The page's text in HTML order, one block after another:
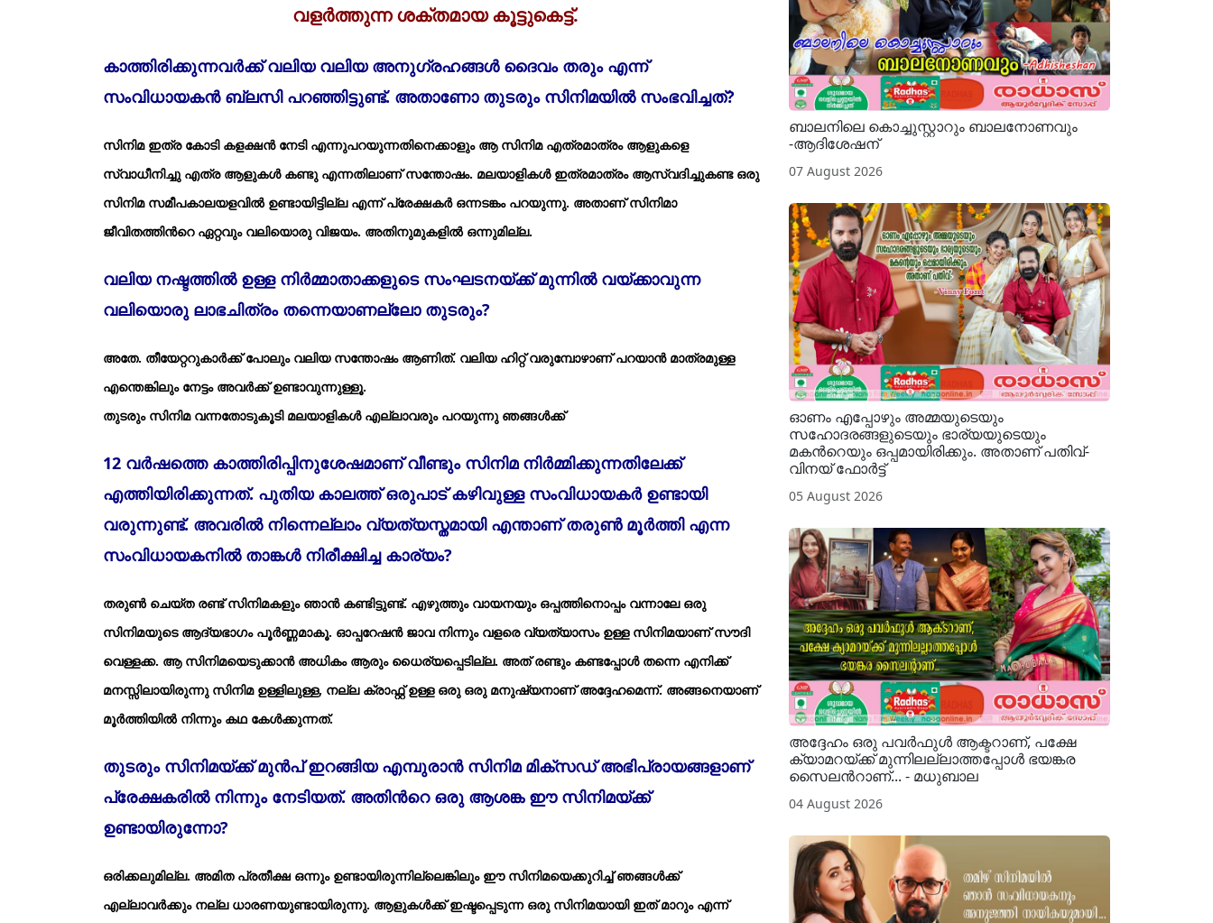
വളര്‍ത്തുന്ന ശക്തമായ കൂട്ടുകെട്ട്.
കാത്തിരിക്കുന്നവര്‍ക്ക് വലിയ വലിയ അനുഗ്രഹങ്ങള്‍ ദൈവം തരും എന്ന്
സംവിധായകന്‍ ബ്ലസി പറഞ്ഞിട്ടുണ്ട്. അതാണോ തുടരും സിനിമയില്‍ സംഭവിച്ചത്?
സിനിമ ഇത്ര കോടി കളക്ഷന്‍ നേടി എന്നുപറയുന്നതിനെക്കാളും ആ സിനിമ എത്രമാത്രം ആളുകളെ
സ്വാധീനിച്ചു എത്ര ആളുകള്‍ കണ്ടു എന്നതിലാണ് സന്തോഷം. മലയാളികള്‍ ഇത്രമാത്രം ആസ്വദിച്ചുകണ്ട ഒരു
സിനിമ സമീപകാലയളവില്‍ ഉണ്ടായിട്ടില്ല എന്ന് പ്രേക്ഷകര്‍ ഒന്നടങ്കം പറയുന്നു. അതാണ് സിനിമാ
ജീവിതത്തിന്‍റെ ഏറ്റവും വലിയൊരു വിജയം. അതിനുമുകളില്‍ ഒന്നുമില്ല.
വലിയ നഷ്ടത്തില്‍ ഉള്ള നിര്‍മ്മാതാക്കളുടെ സംഘടനയ്ക്ക് മുന്നില്‍ വയ്ക്കാവുന്ന
വലിയൊരു ലാഭചിത്രം തന്നെയാണല്ലോ തുടരും?
അതേ. തീയേറ്ററുകാര്‍ക്ക് പോലും വലിയ സന്തോഷം ആണിത്. വലിയ ഹിറ്റ് വരുമ്പോഴാണ് പറയാന്‍ മാത്രമുള്ള
എന്തെങ്കിലും നേട്ടം അവര്‍ക്ക് ഉണ്ടാവുന്നുള്ളൂ.
തുടരും സിനിമ വന്നതോടുകൂടി മലയാളികള്‍ എല്ലാവരും പറയുന്നു ഞങ്ങള്‍ക്ക്
12 വര്‍ഷത്തെ കാത്തിരിപ്പിനുശേഷമാണ് വീണ്ടും സിനിമ നിര്‍മ്മിക്കുന്നതിലേക്ക്
എത്തിയിരിക്കുന്നത്. പുതിയ കാലത്ത് ഒരുപാട് കഴിവുള്ള സംവിധായകര്‍ ഉണ്ടായി
വരുന്നുണ്ട്. അവരില്‍ നിന്നെല്ലാം വ്യത്യസ്തമായി എന്താണ് തരുണ്‍ മൂര്‍ത്തി എന്ന
സംവിധായകനില്‍ താങ്കള്‍ നിരീക്ഷിച്ച കാര്യം?
തരുണ്‍ ചെയ്ത രണ്ട് സിനിമകളും ഞാന്‍ കണ്ടിട്ടുണ്ട്. എഴുത്തും വായനയും ഒപ്പത്തിനൊപ്പം വന്നാലേ ഒരു
സിനിമയുടെ ആദ്യഭാഗം പൂര്‍ണ്ണമാകൂ. ഓപ്പറേഷന്‍ ജാവ നിന്നും വളരെ വ്യത്യാസം ഉള്ള സിനിമയാണ് സൗദി
വെള്ളക്ക. ആ സിനിമയെടുക്കാന്‍ അധികം ആരും ധൈര്യപ്പെടില്ല. അത് രണ്ടും കണ്ടപ്പോള്‍ തന്നെ എനിക്ക്
മനസ്സിലായിരുന്നു സിനിമ ഉള്ളിലുള്ള, നല്ല ക്രാഫ്റ്റ് ഉള്ള ഒരു ഒരു മനുഷ്യനാണ് അദ്ദേഹമെന്ന്. അങ്ങനെയാണ്
മൂര്‍ത്തിയില്‍ നിന്നും കഥ കേള്‍ക്കുന്നത്.
തുടരും സിനിമയ്ക്ക് മുന്‍പ് ഇറങ്ങിയ എമ്പുരാന്‍ സിനിമ മിക്സഡ് അഭിപ്രായങ്ങളാണ്
പ്രേക്ഷകരില്‍ നിന്നും നേടിയത്. അതിന്‍റെ ഒരു ആശങ്ക ഈ സിനിമയ്ക്ക്
ഉണ്ടായിരുന്നോ?
ഒരിക്കലുമില്ല. അമിത പ്രതീക്ഷ ഒന്നും ഉണ്ടായിരുന്നില്ലെങ്കിലും ഈ സിനിമയെക്കുറിച്ച് ഞങ്ങള്‍ക്ക്
എല്ലാവര്‍ക്കും നല്ല ധാരണയുണ്ടായിരുന്നു. ആളുകള്‍ക്ക് ഇഷ്ടപ്പെടുന്ന ഒരു സിനിമയായി ഇത് മാറും എന്ന്
ബാലനിലെ കൊച്ചുസ്റ്റാറും ബാലനോണവും
-ആദിശേഷന്
07 August 2026
ഓണം എപ്പോഴും അമ്മയുടെയും
സഹോദരങ്ങളുടെയും ഭാര്യയുടെയും
മകന്‍റെയും ഒപ്പമായിരിക്കും. അതാണ് പതിവ്-
വിനയ് ഫോര്‍ട്ട്
05 August 2026
അദ്ദേഹം ഒരു പവര്‍ഫുള്‍ ആക്ടറാണ്, പക്ഷേ
ക്യാമറയ്ക്ക് മുന്നിലല്ലാത്തപ്പോള്‍ ഭയങ്കര
സൈലന്‍റാണ്... - മധുബാല
04 August 2026